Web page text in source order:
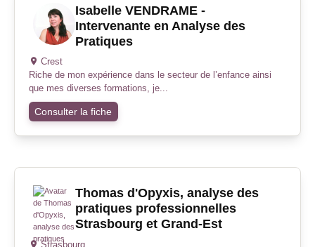
Isabelle VENDRAME -
Intervenante en Analyse des
Pratiques
Crest
Riche de mon expérience dans le secteur de l’enfance ainsi
que mes diverses formations, je...
Consulter la fiche
Thomas d'Opyxis, analyse des
pratiques professionnelles
Strasbourg et Grand-Est
Strasbourg